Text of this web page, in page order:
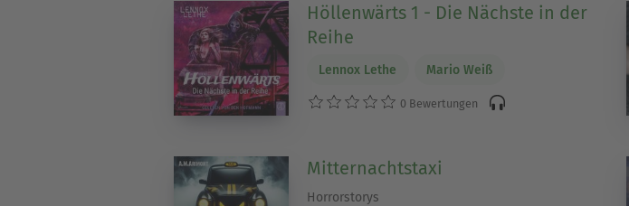
Höllenwärts 1 - Die Nächste in der
Reihe
Lennox Lethe Mario Weiß
0 Bewertungen
Mitternachtstaxi
Horrorstorys